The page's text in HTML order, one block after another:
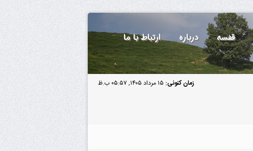
قفسه درباره ارتباط با ما
زمان کنونی: ۱۵ مرداد ۱۴۰۵, ۰۵:۵۷ ب.ظ